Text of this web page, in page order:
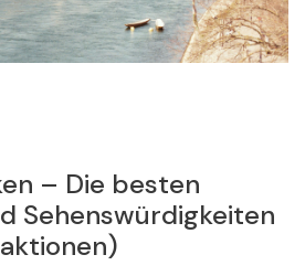
– Die besten
Sehenswürdigkeiten